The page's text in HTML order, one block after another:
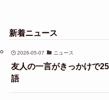
新着ニュース
2026-05-07 ニュース
友人の一言がきっかけで
語